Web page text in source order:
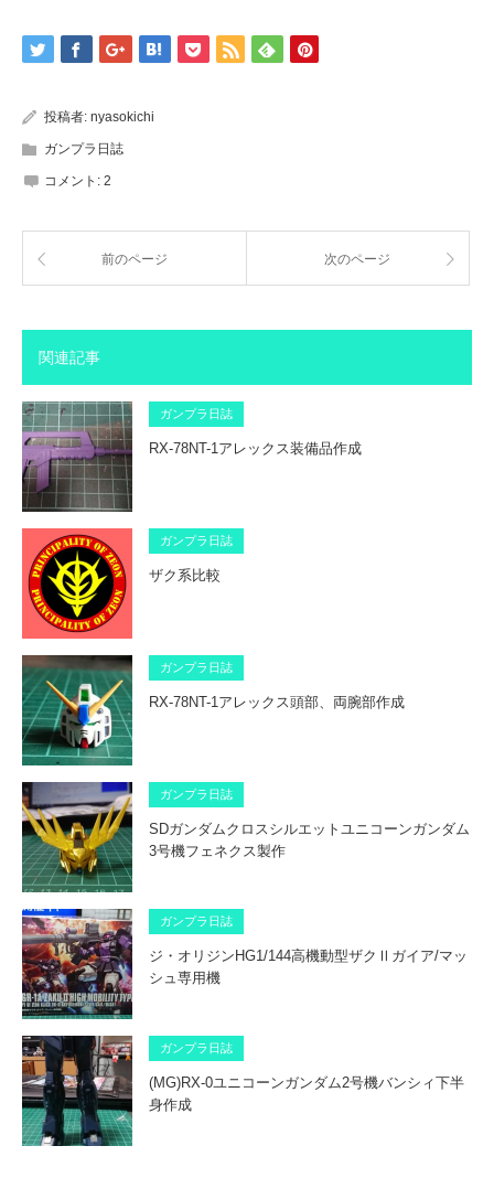
投稿者: nyasokichi
ガンプラ日誌
コメント: 2
前のページ 次のページ
関連記事
ガンプラ日誌
RX-78NT-1アレックス装備品作成
ガンプラ日誌
ザク系比較
ガンプラ日誌
RX-78NT-1アレックス頭部、両腕部作成
ガンプラ日誌
SDガンダムクロスシルエットユニコーンガンダム
3号機フェネクス製作
ガンプラ日誌
ジ・オリジンHG1/144高機動型ザクⅡガイア/マッ
シュ専用機
ガンプラ日誌
(MG)RX-0ユニコーンガンダム2号機バンシィ下半
身作成